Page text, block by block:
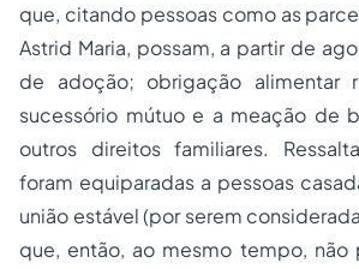
que, citando pessoas como as
Astrid Maria, possam, a partir de
de adoção; obrigação alimentar
sucessório mútuo e a meação de
outros direitos familiares.
foram equiparadas a pessoas
união estável (por serem
que, então, ao mesmo tempo, não